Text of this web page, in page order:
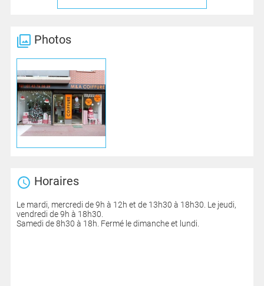
Horaires
Le mardi, mercredi de 9h à 12h et de 13h30 à 18h30. Le jeudi,
vendredi de 9h à 18h30.
Samedi de 8h30 à 18h. Fermé le dimanche et lundi.
Photos